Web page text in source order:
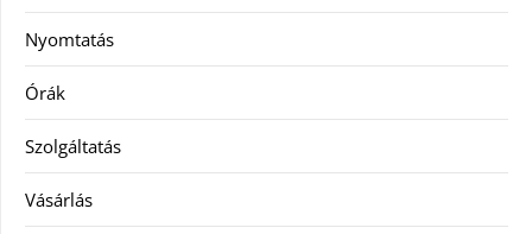
Nyomtatás
Órák
Szolgáltatás
Vásárlás